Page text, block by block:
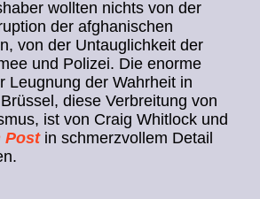
wollten nichts von der
der afghanischen
von der Untauglichkeit der
und Polizei. Die enorme
Leugnung der Wahrheit in
diese Verbreitung von
ist von Craig Whitlock und
Postin schmerzvollem Detail